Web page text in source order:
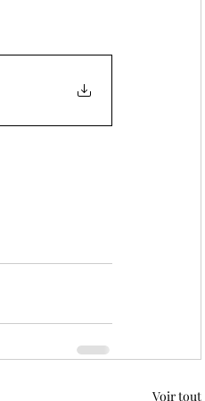
Voir tout